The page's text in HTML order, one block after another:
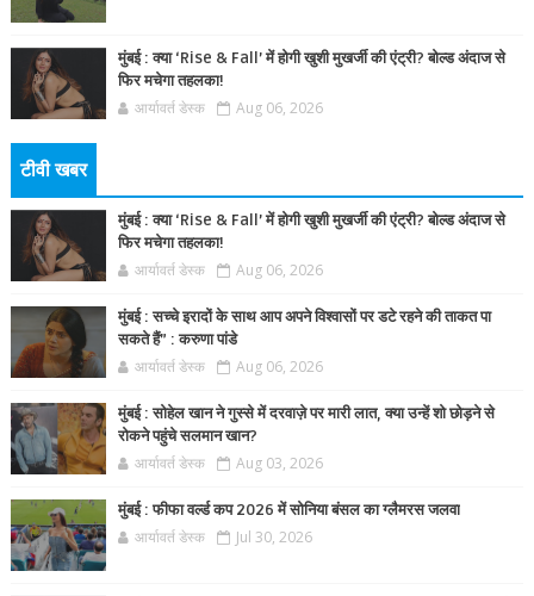
मुंबई : क्या ‘Rise & Fall’ में होगी खुशी मुखर्जी की एंट्री? बोल्ड अंदाज से
फिर मचेगा तहलका!
आर्यावर्त डेस्क Aug 06, 2026
टीवी खबर
मुंबई : क्या ‘Rise & Fall’ में होगी खुशी मुखर्जी की एंट्री? बोल्ड अंदाज से
फिर मचेगा तहलका!
आर्यावर्त डेस्क Aug 06, 2026
मुंबई : सच्चे इरादों के साथ आप अपने विश्वासों पर डटे रहने की ताकत पा
सकते हैं” : करुणा पांडे
आर्यावर्त डेस्क Aug 06, 2026
मुंबई : सोहेल खान ने गुस्से में दरवाज़े पर मारी लात, क्या उन्हें शो छोड़ने से
रोकने पहुंचे सलमान खान?
आर्यावर्त डेस्क Aug 03, 2026
मुंबई : फीफा वर्ल्ड कप 2026 में सोनिया बंसल का ग्लैमरस जलवा
आर्यावर्त डेस्क Jul 30, 2026